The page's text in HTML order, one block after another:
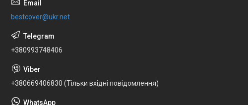
bestcover@ukr.net
+380993748406
+380669406830 (Тільки вхідні повідомлення)